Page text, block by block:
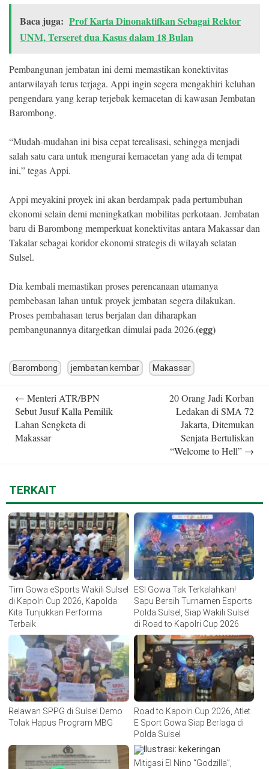
Baca juga: Prof Karta Dinonaktifkan Sebagai Rektor
UNM, Terseret dua Kasus dalam 18 Bulan
Pembangunan jembatan ini demi memastikan konektivitas
antarwilayah terus terjaga. Appi ingin segera mengakhiri keluhan
pengendara yang kerap terjebak kemacetan di kawasan Jembatan
Barombong.
“Mudah-mudahan ini bisa cepat terealisasi, sehingga menjadi
salah satu cara untuk mengurai kemacetan yang ada di tempat
ini,” tegas Appi.
Appi meyakini proyek ini akan berdampak pada pertumbuhan
ekonomi selain demi meningkatkan mobilitas perkotaan. Jembatan
baru di Barombong memperkuat konektivitas antara Makassar dan
Takalar sebagai koridor ekonomi strategis di wilayah selatan
Sulsel.
Dia kembali memastikan proses perencanaan utamanya
pembebasan lahan untuk proyek jembatan segera dilakukan.
Proses pembahasan terus berjalan dan diharapkan
pembangunannya ditargetkan dimulai pada 2026.(egg)
Barombong jembatan kembar Makassar
navigation
← Menteri ATR/BPN
Sebut Jusuf Kalla Pemilik
Lahan Sengketa di
Makassar
20 Orang Jadi Korban
Ledakan di SMA 72
Jakarta, Ditemukan
Senjata Bertuliskan
“Welcome to Hell” →
TERKAIT
Tim Gowa eSports Wakili Sulsel
di Kapolri Cup 2026, Kapolda:
Kita Tunjukkan Performa
Terbaik
ESI Gowa Tak Terkalahkan!
Sapu Bersih Turnamen Esports
Polda Sulsel, Siap Wakili Sulsel
di Road to Kapolri Cup 2026
Relawan SPPG di Sulsel Demo
Tolak Hapus Program MBG
Road to Kapolri Cup 2026, Atlet
E Sport Gowa Siap Berlaga di
Polda Sulsel
Mitigasi El Nino “Godzilla”,